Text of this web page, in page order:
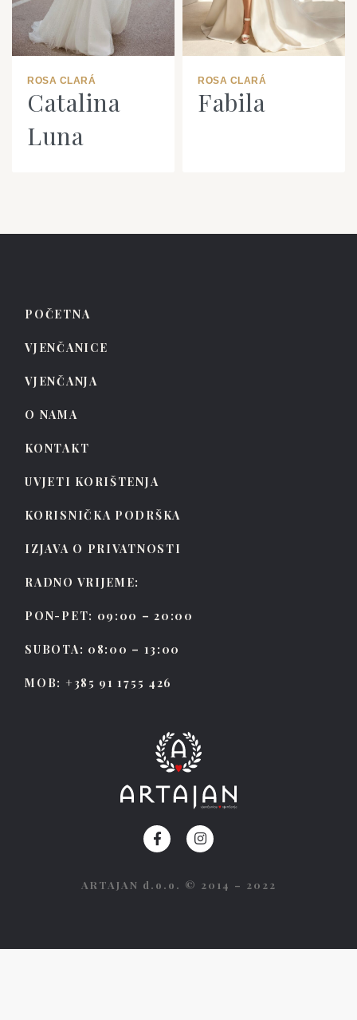
ROSA CLARÁ
Catalina
Luna
ROSA CLARÁ
Fabila
POČETNA
VJENČANICE
VJENČANJA
O NAMA
KONTAKT
UVJETI KORIŠTENJA
KORISNIČKA PODRŠKA
IZJAVA O PRIVATNOSTI
RADNO VRIJEME:
PON-PET: 09:00 – 20:00
SUBOTA: 08:00 – 13:00
MOB: +385 91 1755 426
ARTAJAN d.o.o. © 2014 – 2022